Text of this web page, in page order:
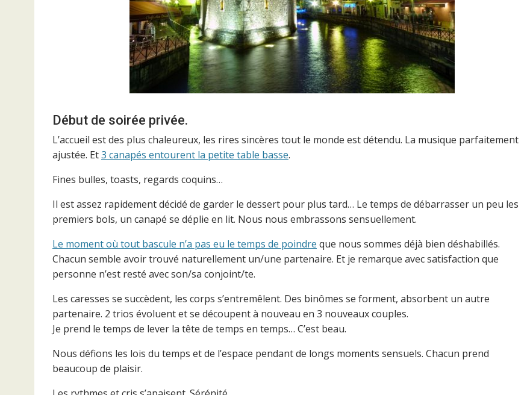
Début de soirée privée.
L’accueil est des plus chaleureux, les rires sincères tout le monde est détendu. La musique parfaitement
ajustée. Et3 canapés entourent la petite table basse.
Fines bulles, toasts, regards coquins…
Il est assez rapidement décidé de garder le dessert pour plus tard… Le temps de débarrasser un peu les
premiers bols, un canapé se déplie en lit. Nous nous embrassons sensuellement.
Le moment où tout bascule n’a pas eu le temps de poindre que nous sommes déjà bien déshabillés.
Chacun semble avoir trouvé naturellement un/une partenaire. Et je remarque avec satisfaction que
personne n’est resté avec son/sa conjoint/te.
Les caresses se succèdent, les corps s’entremêlent. Des binômes se forment, absorbent un autre
partenaire. 2 trios évoluent et se découpent à nouveau en 3 nouveaux couples.
Je prend le temps de lever la tête de temps en temps… C’est beau.
Nous défions les lois du temps et de l’espace pendant de longs moments sensuels. Chacun prend
beaucoup de plaisir.